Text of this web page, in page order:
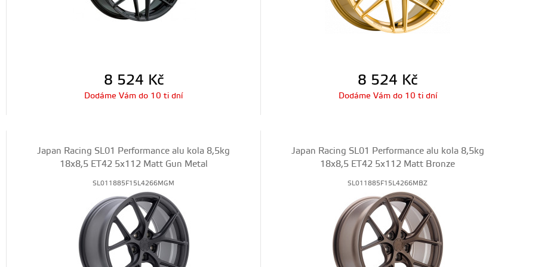
8 524 Kč
Dodáme Vám do 10 ti dní
8 524 Kč
Dodáme Vám do 10 ti dní
Japan Racing SL01 Performance alu kola 8,5kg
18x8,5 ET42 5x112 Matt Gun Metal
SL011885F15L4266MGM
Japan Racing SL01 Performance alu kola 8,5kg
18x8,5 ET42 5x112 Matt Bronze
SL011885F15L4266MBZ